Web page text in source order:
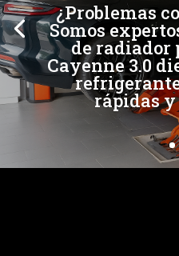
¿Problemas
Somos
de radiador
Cayenne 3.0
rápidas